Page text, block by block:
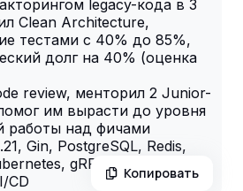
legacy-кода в 3
Clean Architecture,
тестами с 40% до 85%,
долг на 40% (оценка
review, менторил 2 Junior-
им вырасти до уровня
работы над фичами
Gin, PostgreSQL, Redis,
gRPC, Prometheus,
CD
Копировать